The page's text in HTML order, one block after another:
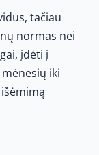
tačiau
normas nei
įdėti į
iki